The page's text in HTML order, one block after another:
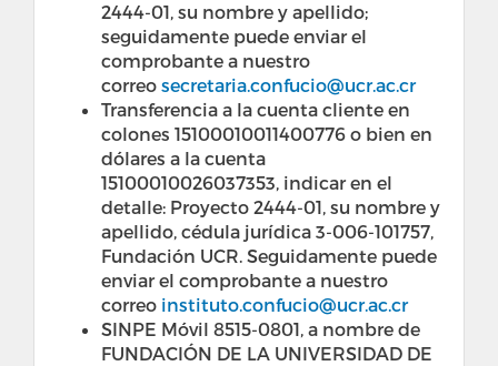
2444-01, su nombre y apellido;
seguidamente puede enviar el
comprobante a nuestro
correo secretaria.confucio@ucr.ac.cr
Transferencia a la cuenta cliente en
colones 15100010011400776 o bien en
dólares a la cuenta
15100010026037353, indicar en el
detalle: Proyecto 2444-01, su nombre y
apellido, cédula jurídica 3-006-101757,
Fundación UCR. Seguidamente puede
enviar el comprobante a nuestro
correo instituto.confucio@ucr.ac.cr
SINPE Móvil 8515-0801, a nombre de
FUNDACIÓN DE LA UNIVERSIDAD DE